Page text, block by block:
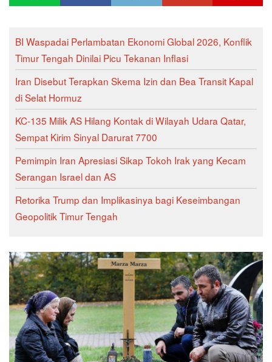
BI Waspadai Perlambatan Ekonomi Global 2026, Konflik
Timur Tengah Dinilai Picu Tekanan Inflasi
Iran Disebut Terapkan Skema Izin dan Bea Transit Kapal
di Selat Hormuz
KC-135 Milik AS Hilang Kontak di Wilayah Udara Qatar,
Sempat Kirim Sinyal Darurat 7700
Pemimpin Iran Apresiasi Sikap Tokoh Irak yang Kecam
Serangan Israel dan AS
Retorika Trump dan Implikasinya bagi Keseimbangan
Geopolitik Timur Tengah